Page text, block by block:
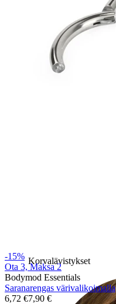
Korvalävistykset
-15%
Ota 3, Maksa 2
Bodymod Essentials
Saranarengas värivalikoimalla
6,72 €7,90 €